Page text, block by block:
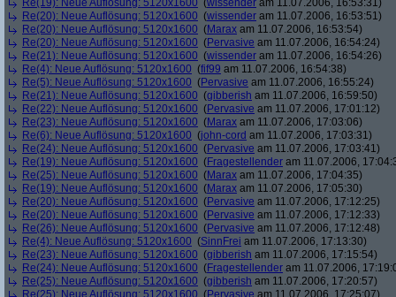
Re(19): Neue Auflösung: 5120x1600 (wissender am 11.07.2006, 16:53:31)
Re(20): Neue Auflösung: 5120x1600 (wissender am 11.07.2006, 16:53:51)
Re(20): Neue Auflösung: 5120x1600 (Marax am 11.07.2006, 16:53:54)
Re(20): Neue Auflösung: 5120x1600 (Pervasive am 11.07.2006, 16:54:24)
Re(21): Neue Auflösung: 5120x1600 (wissender am 11.07.2006, 16:54:26)
Re(4): Neue Auflösung: 5120x1600 (fif99 am 11.07.2006, 16:54:38)
Re(5): Neue Auflösung: 5120x1600 (Pervasive am 11.07.2006, 16:55:24)
Re(21): Neue Auflösung: 5120x1600 (gibberish am 11.07.2006, 16:59:50)
Re(22): Neue Auflösung: 5120x1600 (Pervasive am 11.07.2006, 17:01:12)
Re(23): Neue Auflösung: 5120x1600 (Marax am 11.07.2006, 17:03:06)
Re(6): Neue Auflösung: 5120x1600 (john-cord am 11.07.2006, 17:03:31)
Re(24): Neue Auflösung: 5120x1600 (Pervasive am 11.07.2006, 17:03:41)
Re(19): Neue Auflösung: 5120x1600 (Fragestellender am 11.07.2006,
Re(25): Neue Auflösung: 5120x1600 (Marax am 11.07.2006, 17:04:35)
Re(19): Neue Auflösung: 5120x1600 (Marax am 11.07.2006, 17:05:30)
Re(20): Neue Auflösung: 5120x1600 (Pervasive am 11.07.2006, 17:12:25)
Re(20): Neue Auflösung: 5120x1600 (Pervasive am 11.07.2006, 17:12:33)
Re(26): Neue Auflösung: 5120x1600 (Pervasive am 11.07.2006, 17:12:48)
Re(4): Neue Auflösung: 5120x1600 (SinnFrei am 11.07.2006, 17:13:30)
Re(23): Neue Auflösung: 5120x1600 (gibberish am 11.07.2006, 17:15:54)
Re(24): Neue Auflösung: 5120x1600 (Fragestellender am 11.07.2006,
Re(25): Neue Auflösung: 5120x1600 (gibberish am 11.07.2006, 17:20:57)
Re(25): Neue Auflösung: 5120x1600 (Pervasive am 11.07.2006, 17:25:07)